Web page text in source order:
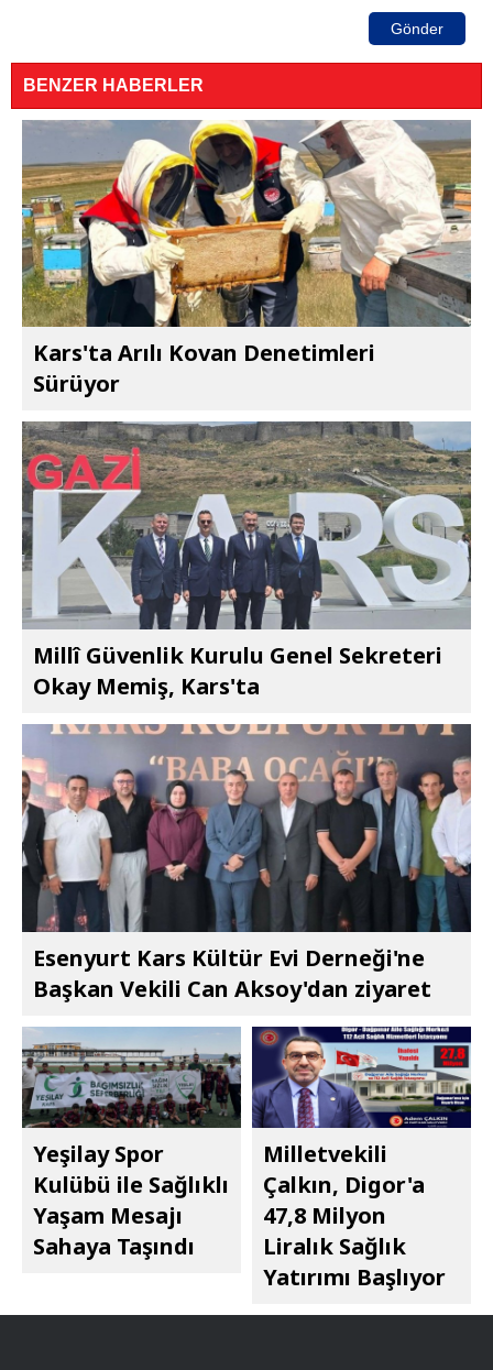
Gönder
BENZER HABERLER
Kars'ta Arılı Kovan Denetimleri
Sürüyor
Millî Güvenlik Kurulu Genel Sekreteri
Okay Memiş, Kars'ta
Esenyurt Kars Kültür Evi Derneği'ne
Başkan Vekili Can Aksoy'dan ziyaret
Yeşilay Spor
Kulübü ile Sağlıklı
Yaşam Mesajı
Sahaya Taşındı
Milletvekili
Çalkın, Digor'a
47,8 Milyon
Liralık Sağlık
Yatırımı Başlıyor